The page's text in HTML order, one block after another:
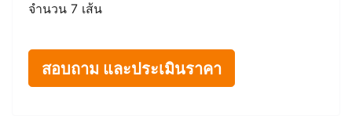
จำนวน 7 เส้น
สอบถาม และประเมินราคา